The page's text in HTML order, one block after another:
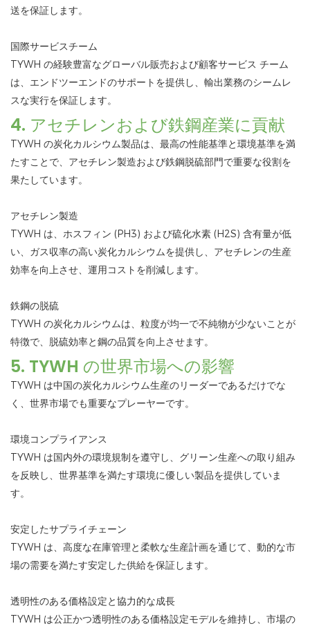
送を保証します。
国際サービスチーム
TYWH の経験豊富なグローバル販売および顧客サービス チーム
は、エンドツーエンドのサポートを提供し、輸出業務のシームレ
スな実行を保証します。
4. アセチレンおよび鉄鋼産業に貢献
TYWH の炭化カルシウム製品は、最高の性能基準と環境基準を満
たすことで、アセチレン製造および鉄鋼脱硫部門で重要な役割を
果たしています。
アセチレン製造
TYWH は、ホスフィン (PH3) および硫化水素 (H2S) 含有量が低
い、ガス収率の高い炭化カルシウムを提供し、アセチレンの生産
効率を向上させ、運用コストを削減します。
鉄鋼の脱硫
TYWH の炭化カルシウムは、粒度が均一で不純物が少ないことが
特徴で、脱硫効率と鋼の品質を向上させます。
5. TYWH の世界市場への影響
TYWH は中国の炭化カルシウム生産のリーダーであるだけでな
く、世界市場でも重要なプレーヤーです。
環境コンプライアンス
TYWH は国内外の環境規制を遵守し、グリーン生産への取り組み
を反映し、世界基準を満たす環境に優しい製品を提供していま
す。
安定したサプライチェーン
TYWH は、高度な在庫管理と柔軟な生産計画を通じて、動的な市
場の需要を満たす安定した供給を保証します。
透明性のある価格設定と協力的な成長
TYWH は公正かつ透明性のある価格設定モデルを維持し、市場の